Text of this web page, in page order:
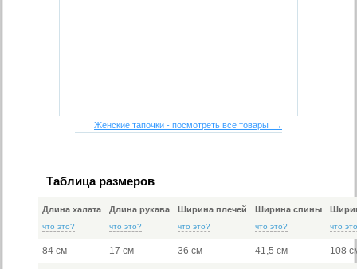
Женские тапочки - посмотреть все товары →
Таблица размеров
Длина халата
что это?
Длина рукава
что это?
Ширина плечей
что это?
Ширина спины
что это? что
84 см 17 см 36 см 41,5 см 108